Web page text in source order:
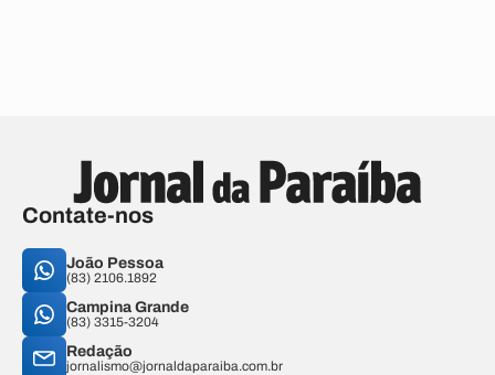
Contate-nos
João Pessoa
(83) 2106.1892
Campina Grande
(83) 3315-3204
Redação
jornalismo@jornaldaparaiba.com.br